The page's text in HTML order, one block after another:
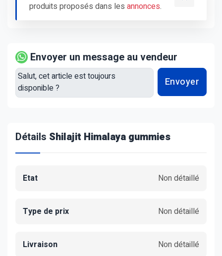
produits proposés dans les annonces.
Envoyer un message au vendeur
Envoyer
Détails Shilajit Himalaya gummies
Etat Non détaillé
Type de prix Non détaillé
Livraison Non détaillé